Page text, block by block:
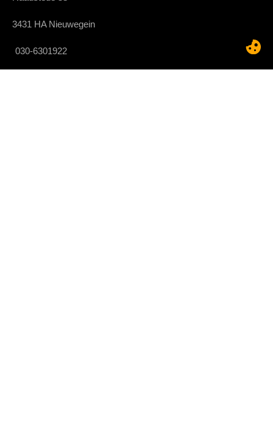
3431 HA Nieuwegein
030-6301922